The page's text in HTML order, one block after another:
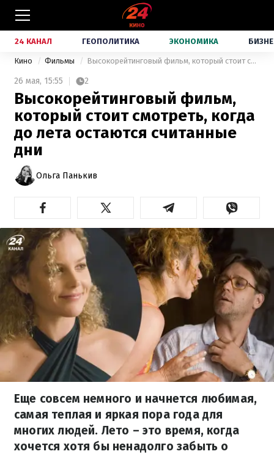
24 КАНАЛ ГЕОПОЛИТИКА ЭКОНОМИКА
Кино Фильмы Высокорейтинговый фильм, который стоит смотреть, когда до лета остаются считанные дни
26 мая, 15:55 2
Высокорейтинговый фильм,
который стоит смотреть, когда
до лета остаются считанные
дни
Ольга Панькив
Еще совсем немного и начнется любимая,
самая теплая и яркая пора года для
многих людей. Лето – это время, когда
хочется хотя бы ненадолго забыть о